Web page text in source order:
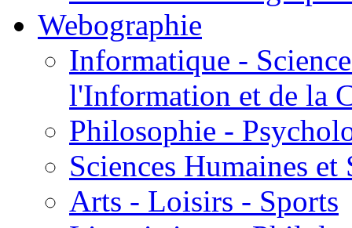
Webographie
Informatique -
l'Information et de la
Philosophie -
Sciences Humaines et
Arts - Loisirs - Sports